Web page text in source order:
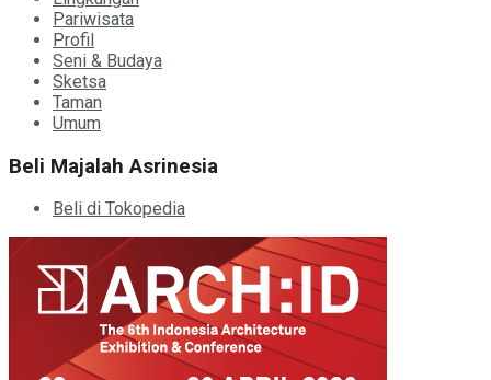
Pariwisata
Profil
Seni & Budaya
Sketsa
Taman
Umum
Beli Majalah Asrinesia
Beli di Tokopedia